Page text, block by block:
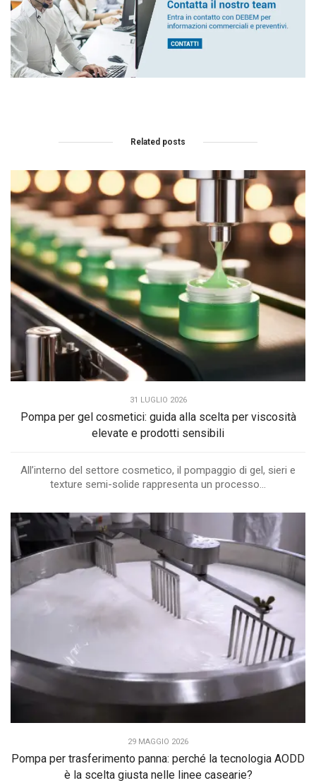
Related posts
31 LUGLIO 2026
Pompa per gel cosmetici: guida alla scelta per viscosità
elevate e prodotti sensibili
All’interno del settore cosmetico, il pompaggio di gel, sieri e
texture semi-solide rappresenta un processo...
29 MAGGIO 2026
Pompa per trasferimento panna: perché la tecnologia AODD
è la scelta giusta nelle linee casearie?